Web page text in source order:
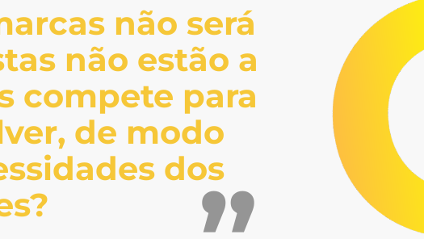
não será
não estão a
compete para
de modo
dos